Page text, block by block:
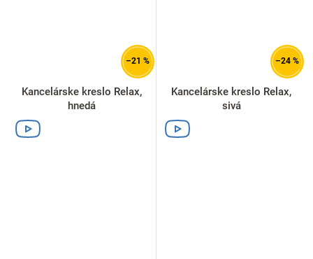
–21 %
Kancelárske kreslo Relax,
hnedá
–24 %
Kancelárske kreslo Relax,
sivá